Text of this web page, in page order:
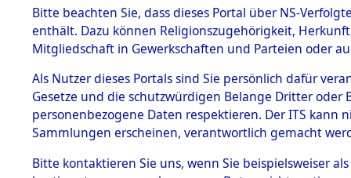
BESTÄNDE
1.
mente
5. Verschiedenes
5.3
Todesmärsche
5.3.1 Alliierte
Erhebungen
auf dem
zur
Roding,
Bitte beachten Sie, dass dieses Portal über NS-
enthält. Dazu können Religionszugehörigkeit,
Mitgliedschaft in Gewerkschaften und Parteien oder
Als Nutzer dieses Portals sind Sie persönlich dafür
Gesetze und die schutzwürdigen Belange Dritter
personenbezogene Daten respektieren. Der ITS
Sammlungen erscheinen, verantwortlich gemacht
Bitte kontaktieren Sie uns, wenn Sie beispielsweiser